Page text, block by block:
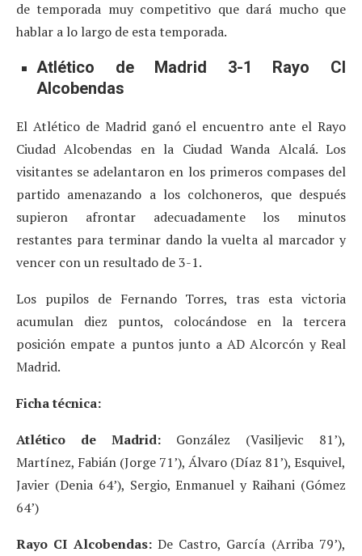
de temporada muy competitivo que dará mucho que
hablar a lo largo de esta temporada.
Atlético de Madrid 3-1 Rayo CI
Alcobendas
El Atlético de Madrid ganó el encuentro ante el Rayo
Ciudad Alcobendas en la Ciudad Wanda Alcalá. Los
visitantes se adelantaron en los primeros compases del
partido amenazando a los colchoneros, que después
supieron afrontar adecuadamente los minutos
restantes para terminar dando la vuelta al marcador y
vencer con un resultado de 3-1.
Los pupilos de Fernando Torres, tras esta victoria
acumulan diez puntos, colocándose en la tercera
posición empate a puntos junto a AD Alcorcón y Real
Madrid.
Ficha técnica:
Atlético de Madrid: González (Vasiljevic 81’),
Martínez, Fabián (Jorge 71’), Álvaro (Díaz 81’), Esquivel,
Javier (Denia 64’), Sergio, Enmanuel y Raihani (Gómez
64’)
Rayo CI Alcobendas:De Castro, García (Arriba 79’),